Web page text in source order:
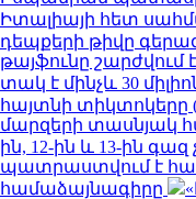
Իտալիայի հետ
դեպքերի թիվը
թայֆունը
տակ է մինչև 30
հայտնի տիկտոկերը
մարզերի տասնյակ
ին, 12-ին և 13-ին գազ
պատրաստվում է
համաձայնագիրը